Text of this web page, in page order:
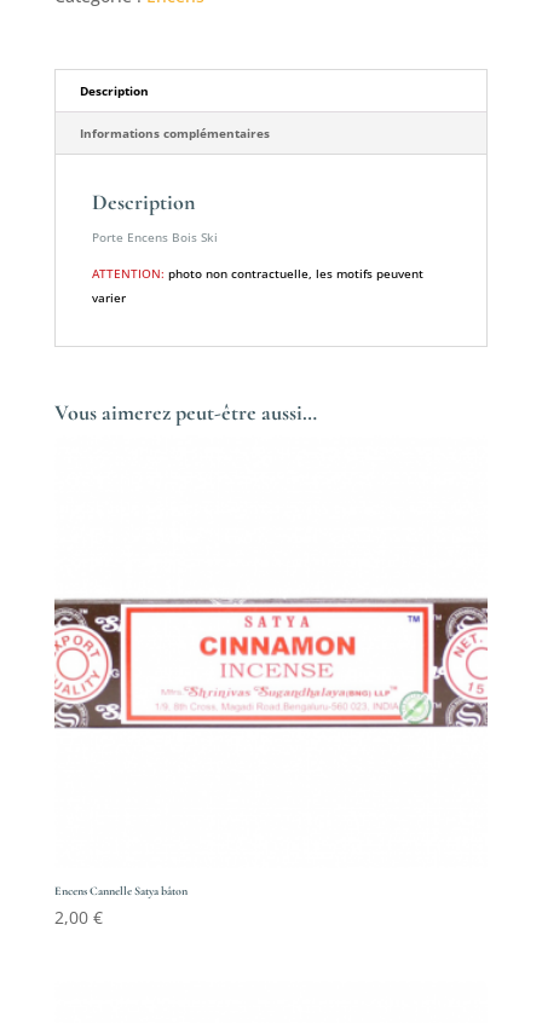
Description
Informations complémentaires
Description
Porte Encens Bois Ski
ATTENTION: photo non contractuelle, les motifs peuvent
varier
Vous aimerez peut-être aussi…
Encens Cannelle Satya bâton
2,00 €